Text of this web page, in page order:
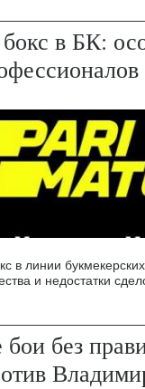
в БК:
в линии
и недостатки
без